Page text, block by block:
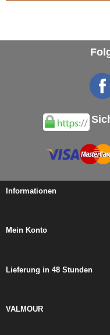
Informationen
Mein Konto
Lieferung in 48 Stunden
VALMOUR